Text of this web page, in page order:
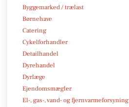
Byggemarked / trælast
Børnehave
Catering
Cykelforhandler
Detailhandel
Dyrehandel
Dyrlæge
Ejendomsmægler
El-, gas-, vand- og fjernvarmeforsyning